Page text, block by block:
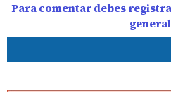
Para comentar debes